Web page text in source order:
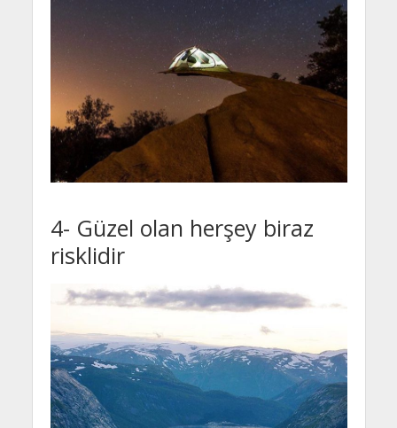
4- Güzel olan herşey biraz
risklidir